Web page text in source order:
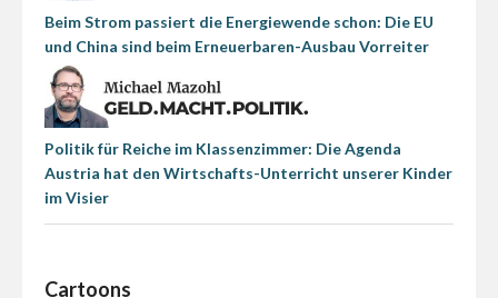
Beim Strom passiert die Energiewende schon: Die EU
und China sind beim Erneuerbaren-Ausbau Vorreiter
Politik für Reiche im Klassenzimmer: Die Agenda
Austria hat den Wirtschafts-Unterricht unserer Kinder
im Visier
Cartoons